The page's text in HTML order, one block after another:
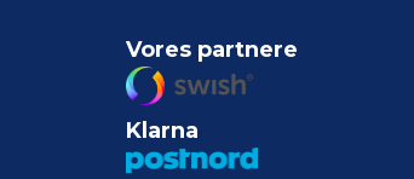
Vores partnere
Klarna